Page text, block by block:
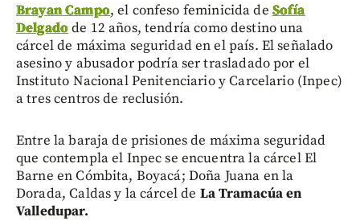
Brayan Campo, el confeso feminicida de Sofía
Delgadode 12 años, tendría como destino una
cárcel de máxima seguridad en el país. El señalado
asesino y abusador podría ser trasladado por el
Instituto Nacional Penitenciario y Carcelario (Inpec)
a tres centros de reclusión.
Entre la baraja de prisiones de máxima seguridad
que contempla el Inpec se encuentra la cárcel El
Barne en Cómbita, Boyacá; Doña Juana en la
Dorada, Caldas y la cárcel de La Tramacúa en
Valledupar.